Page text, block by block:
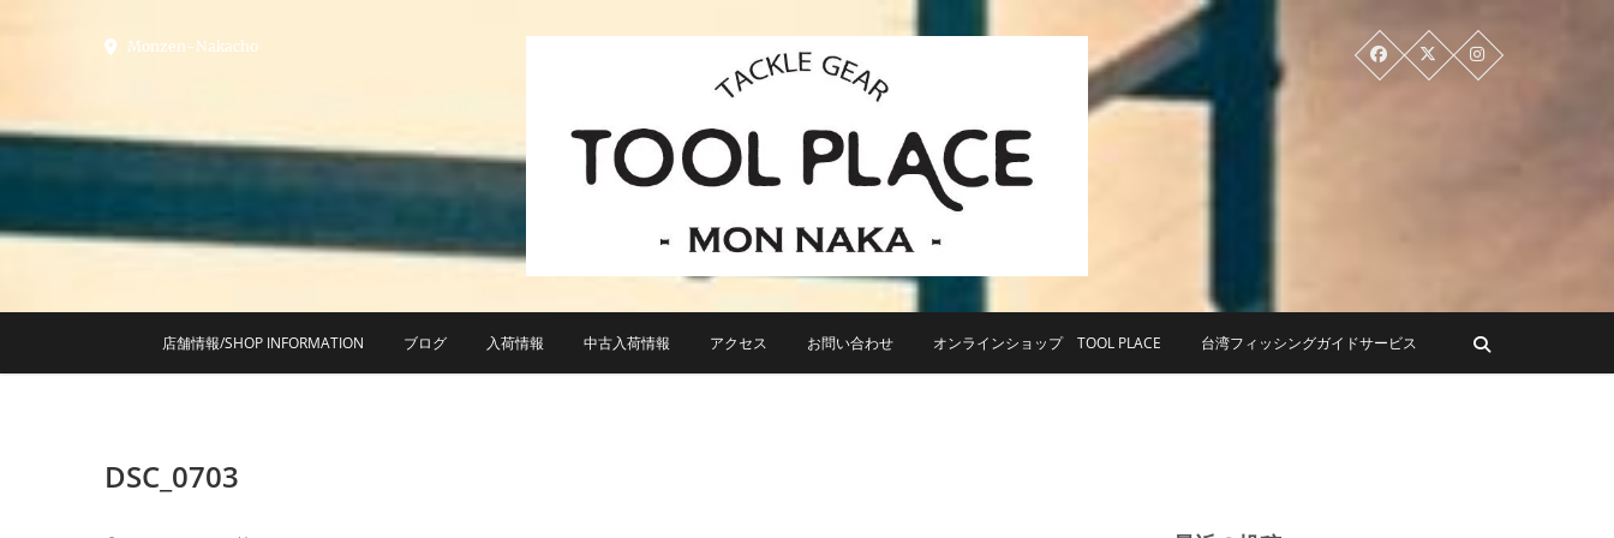
Monzen-Nakacho
TACKLE GEAR TOOL PLACE ツールプレイス
小さなルアーフィッシングショップ「ツールプレイス」が門前仲町に近日オープン！
店舗情報/SHOP INFORMATION ブログ 入荷情報 中古入荷情報 アクセス お問い合わせ オンラインショップ TOOL PLACE 台湾フィッシングガイドサービス
DSC_0703